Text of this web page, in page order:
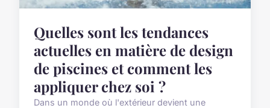
Quelles sont les tendances
actuelles en matière de design
de piscines et comment les
appliquer chez soi ?
Dans un monde où l'extérieur devient une